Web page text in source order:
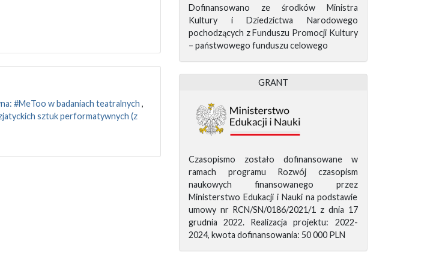
#MeToo w badaniach teatralnych ,
sztuk performatywnych (z
Dofinansowano ze środków Ministra
Kultury i Dziedzictwa Narodowego
pochodzących z Funduszu Promocji Kultury
– państwowego funduszu celowego
GRANT
Czasopismo zostało dofinansowane w
ramach programu Rozwój czasopism
naukowych finansowanego przez
Ministerstwo Edukacji i Nauki na podstawie
umowy nr RCN/SN/0186/2021/1 z dnia 17
grudnia 2022. Realizacja projektu: 2022-
2024, kwota dofinansowania: 50 000 PLN